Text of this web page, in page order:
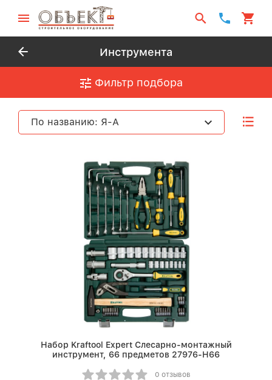
Инструмента
Фильтр подбора
По названию: Я-А
Набор Kraftool Expert Слесарно-монтажный
инструмент, 66 предметов 27976-H66
0 отзывов